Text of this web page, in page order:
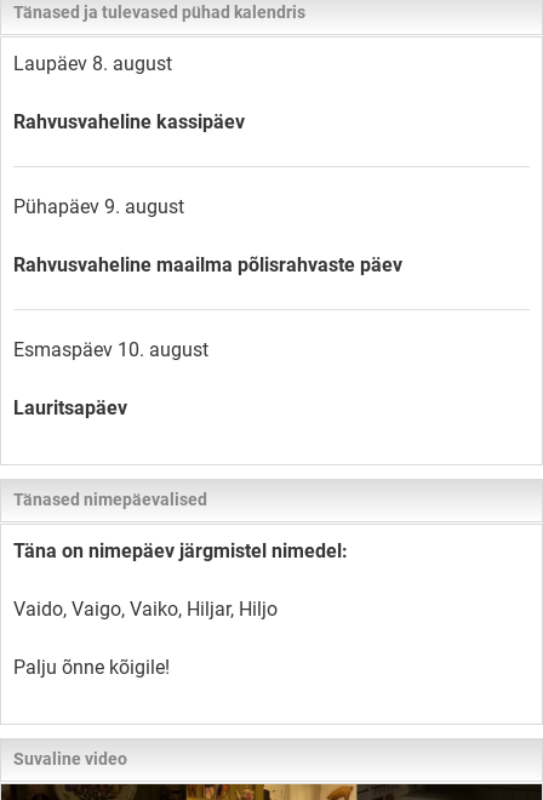
Tänased ja tulevased pühad kalendris
Laupäev 8. august
Rahvusvaheline kassipäev
Pühapäev 9. august
Rahvusvaheline maailma põlisrahvaste päev
Esmaspäev 10. august
Lauritsapäev
Tänased nimepäevalised
Täna on nimepäev järgmistel nimedel:
Vaido, Vaigo, Vaiko, Hiljar, Hiljo
Palju õnne kõigile!
Suvaline video